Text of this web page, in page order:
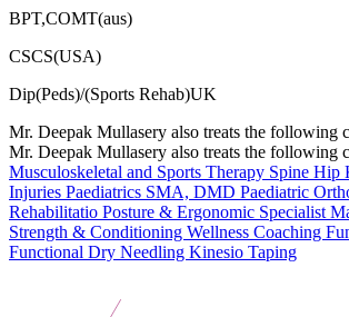
BPT,COMT(aus)
CSCS(USA)
Dip(Peds)/(Sports Rehab)UK
Mr. Deepak Mullasery also treats the following
Mr. Deepak Mullasery also treats the following
Musculoskeletal and Sports Therapy Spine Hip
Injuries Paediatrics SMA, DMD Paediatric
Rehabilitatio Posture & Ergonomic Specialist
Strength & Conditioning Wellness Coaching
Functional Dry Needling Kinesio Taping